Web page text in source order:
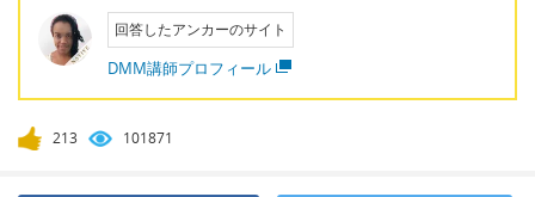
回答したアンカーのサイト
DMM講師プロフィール
213 101871